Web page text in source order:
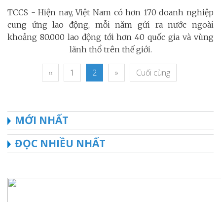
TCCS - Hiện nay, Việt Nam có hơn 170 doanh nghiệp
cung ứng lao động, mỗi năm gửi ra nước ngoài
khoảng 80.000 lao động tới hơn 40 quốc gia và vùng
lãnh thổ trên thế giới.
‹‹ 1 2 » Cuối cùng
MỚI NHẤT
ĐỌC NHIỀU NHẤT